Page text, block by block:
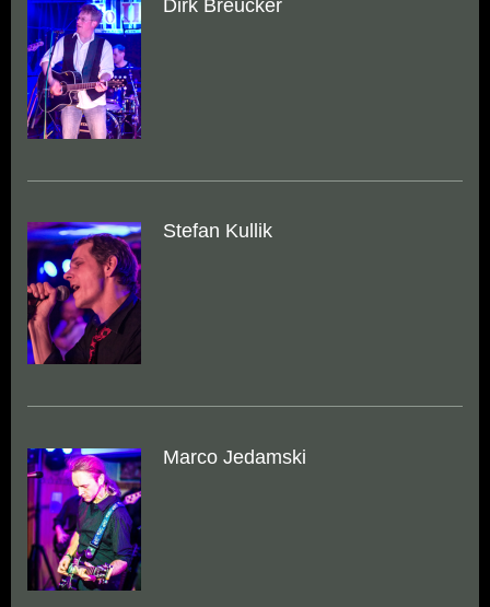
Dirk Breucker
Stefan Kullik
Marco Jedamski